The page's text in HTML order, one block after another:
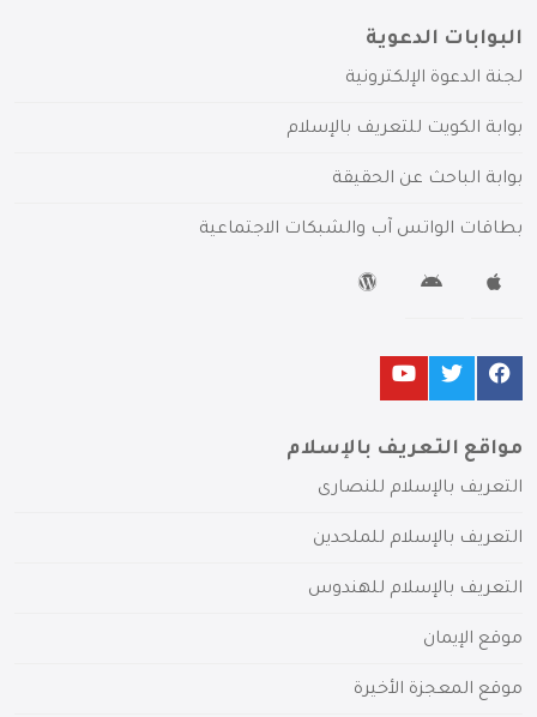
البوابات الدعوية
لجنة الدعوة الإلكترونية
بوابة الكويت للتعريف بالإسلام
بوابة الباحث عن الحقيقة
بطاقات الواتس آب والشبكات الاجتماعية
مواقع التعريف بالإسلام
التعريف بالإسلام للنصارى
التعريف بالإسلام للملحدين
التعريف بالإسلام للهندوس
موقع الإيمان
موقع المعجزة الأخيرة